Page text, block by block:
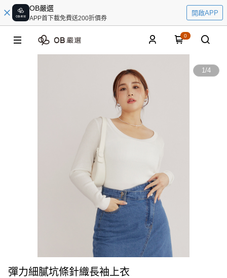
OB嚴選
APP首下載免費送200折價券
開啟APP
0
1/4
彈力細膩坑條針織長袖上衣